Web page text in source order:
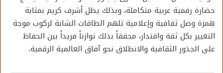
حضارة رقمية عربية متكاملة، وبذلك يظل أشرف كريم بمثابة
همزة وصل ثقافية وإعلامية تلهم الطاقات الشابة لركوب موجة
التغيير بكل ثقة واقتدار، محققاً بذلك توازناً فريداً بين الحفاظ
على الجذور الثقافية والانطلاق نحو آفاق العالمية الرقمية.